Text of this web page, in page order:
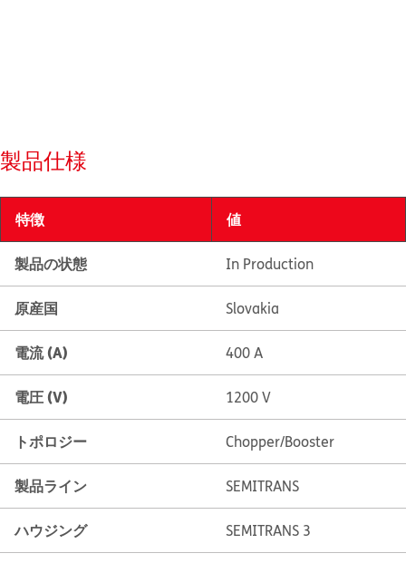
製品仕様
特徴 値
製品の状態 In Production
原産国 Slovakia
電流 (A) 400 A
電圧 (V) 1200 V
トポロジー Chopper/Booster
製品ライン SEMITRANS
ハウジング SEMITRANS 3